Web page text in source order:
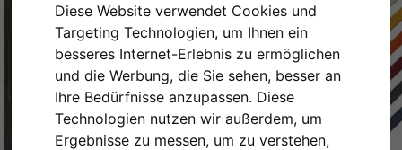
Diese Website verwendet Cookies und
Targeting Technologien, um Ihnen ein
besseres Internet-Erlebnis zu ermöglichen
und die Werbung, die Sie sehen, besser an
Ihre Bedürfnisse anzupassen. Diese
Technologien nutzen wir außerdem, um
Ergebnisse zu messen, um zu verstehen,
Zurück